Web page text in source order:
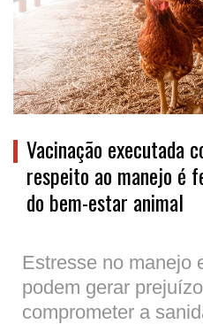
Vacinação executada
respeito ao manejo é
do bem-estar animal
Estresse no manejo
podem gerar
comprometer a